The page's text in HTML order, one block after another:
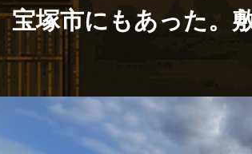
宝塚市にもあった。